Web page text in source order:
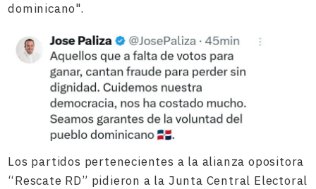
dominicano".
Los partidos pertenecientes a la alianza opositora
“Rescate RD” pidieron a la Junta Central Electoral